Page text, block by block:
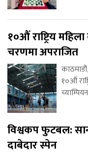
१०औं राष्ट्रिय
चरणमा अपराजित
१०औं
विश्वकप फुटबल:
दाबेदार स्पेन